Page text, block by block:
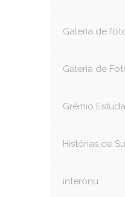
Galeria de
Galeria de
Grêmio
Histórias de
interonu